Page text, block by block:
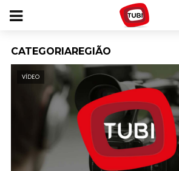
CATEGORIAREGIÃO
VÍDEO